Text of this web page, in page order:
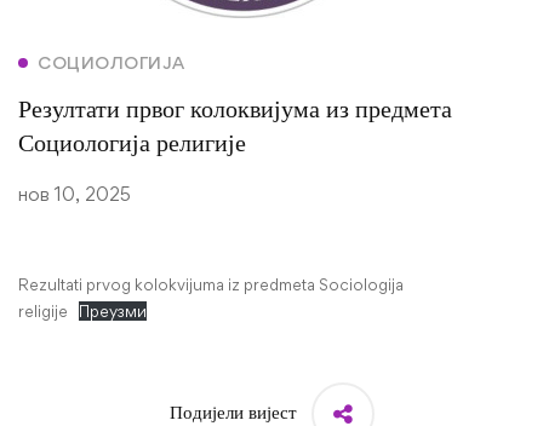
СОЦИОЛОГИЈА
Резултати првог колоквијума из предмета
Социологија религије
нов 10, 2025
Rezultati prvog kolokvijuma iz predmeta Sociologija
religije
Преузми
Подијели вијест